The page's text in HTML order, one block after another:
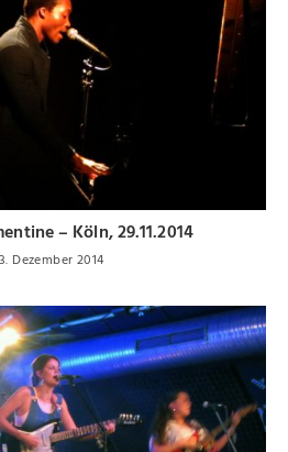
– Köln, 29.11.2014
3. Dezember 2014